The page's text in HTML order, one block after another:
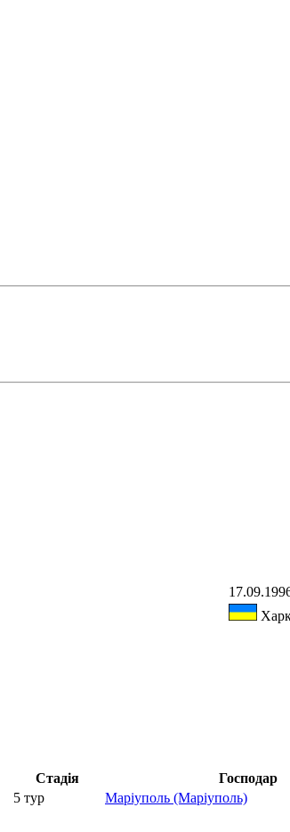
Стадія Господар
5 тур Маріуполь (Маріуполь)